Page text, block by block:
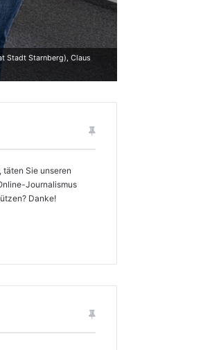
Stadt Starnberg), Claus
täten Sie unseren
Journalismus
Danke!